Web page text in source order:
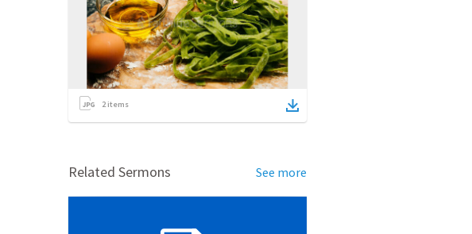
2items
Related Sermons See more